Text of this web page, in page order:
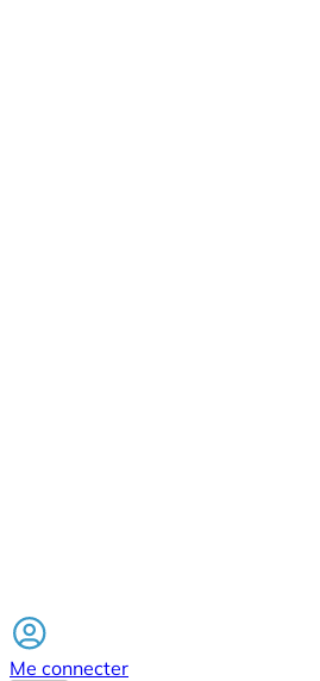
Me connecter